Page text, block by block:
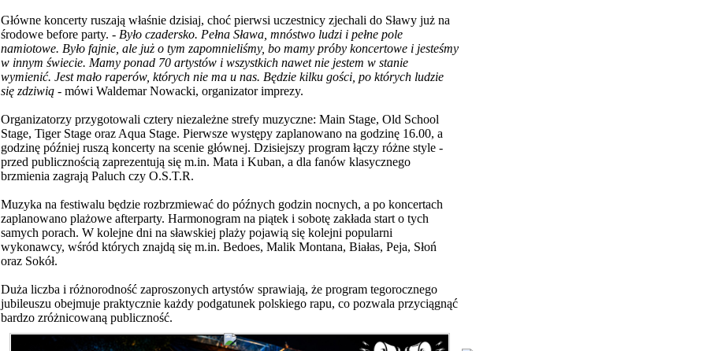
Główne koncerty ruszają właśnie dzisiaj, choć pierwsi uczestnicy zjechali do Sławy już na
środowe before party. - Było czadersko. Pełna Sława, mnóstwo ludzi i pełne pole
namiotowe. Było fajnie, ale już o tym zapomnieliśmy, bo mamy próby koncertowe i jesteśmy
w innym świecie. Mamy ponad 70 artystów i wszystkich nawet nie jestem w stanie
wymienić. Jest mało raperów, których nie ma u nas. Będzie kilku gości, po których ludzie
się zdziwią - mówi Waldemar Nowacki, organizator imprezy.
Organizatorzy przygotowali cztery niezależne strefy muzyczne: Main Stage, Old School
Stage, Tiger Stage oraz Aqua Stage. Pierwsze występy zaplanowano na godzinę 16.00, a
godzinę później ruszą koncerty na scenie głównej. Dzisiejszy program łączy różne style -
przed publicznością zaprezentują się m.in. Mata i Kuban, a dla fanów klasycznego
brzmienia zagrają Paluch czy O.S.T.R.
Muzyka na festiwalu będzie rozbrzmiewać do późnych godzin nocnych, a po koncertach
zaplanowano plażowe afterparty. Harmonogram na piątek i sobotę zakłada start o tych
samych porach. W kolejne dni na sławskiej plaży pojawią się kolejni popularni
wykonawcy, wśród których znajdą się m.in. Bedoes, Malik Montana, Białas, Peja, Słoń
oraz Sokół.
Duża liczba i różnorodność zaproszonych artystów sprawiają, że program tegorocznego
jubileuszu obejmuje praktycznie każdy podgatunek polskiego rapu, co pozwala przyciągnąć
bardzo zróżnicowaną publiczność.